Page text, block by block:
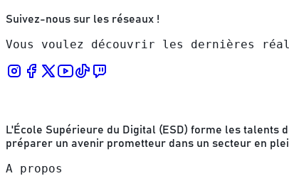
Suivez-nous sur les réseaux !
Vous voulez découvrir les dernières
L'École Supérieure du Digital (ESD) forme les talents
préparer un avenir prometteur dans un secteur en
A propos